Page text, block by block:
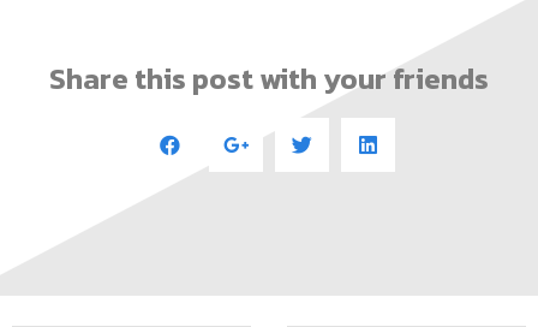
Share this post with your friends